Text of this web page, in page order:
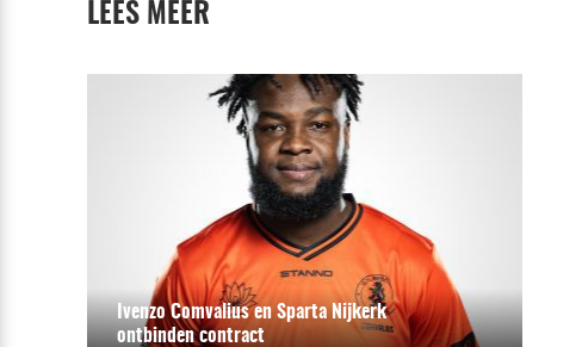
LEES MEER
Ivenzo Comvalius en Sparta Nijkerk
ontbinden contract